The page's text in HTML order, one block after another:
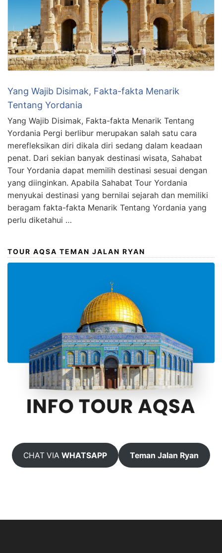
Yang Wajib Disimak, Fakta-fakta Menarik
Tentang Yordania
Yang Wajib Disimak, Fakta-fakta Menarik Tentang
Yordania Pergi berlibur merupakan salah satu cara
merefleksikan diri dikala diri sedang dalam keadaan
penat. Dari sekian banyak destinasi wisata, Sahabat
Tour Yordania dapat memilih destinasi sesuai dengan
yang diinginkan. Apabila Sahabat Tour Yordania
menyukai destinasi yang bernilai sejarah dan memiliki
beragam fakta-fakta Menarik Tentang Yordania yang
perlu diketahui …
TOUR AQSA TEMAN JALAN RYAN
CHAT VIAWHATSAPP Teman Jalan Ryan